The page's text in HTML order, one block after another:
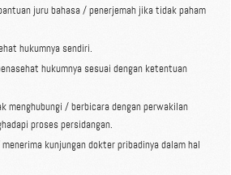
juru bahasa / penerjemah jika tidak paham
hukumnya sendiri.
hukumnya sesuai dengan ketentuan
menghubungi / berbicara dengan perwakilan
proses persidangan.
kunjungan dokter pribadinya dalam hal